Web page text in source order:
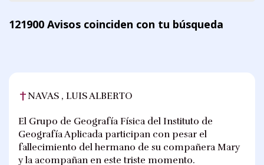
121900 Avisos coinciden con tu búsqueda
NAVAS , LUIS ALBERTO
El Grupo de Geografía Física del Instituto de
Geografía Aplicada participan con pesar el
fallecimiento del hermano de su compañera Mary
y la acompañan en este triste momento.